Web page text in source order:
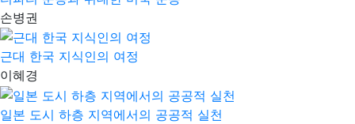
손병권
근대 한국 지식인의 여정
이혜경
일본 도시 하층 지역에서의 공공적 실천